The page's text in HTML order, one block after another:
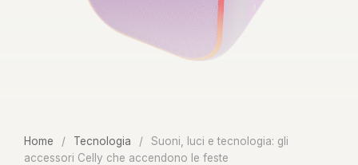
Home / Tecnologia /
Suoni, luci e tecnologia: gli
accessori Celly che accendono le feste